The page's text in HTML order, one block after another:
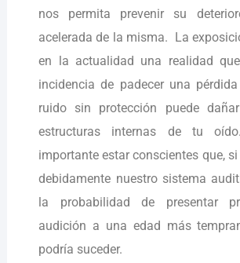
nos permita prevenir su
acelerada de la misma. La
en la actualidad una realidad
incidencia de padecer una
ruido sin protección puede
estructuras internas de tu
importante estar conscientes que,
debidamente nuestro sistema
la probabilidad de presentar
audición a una edad más
podría suceder.